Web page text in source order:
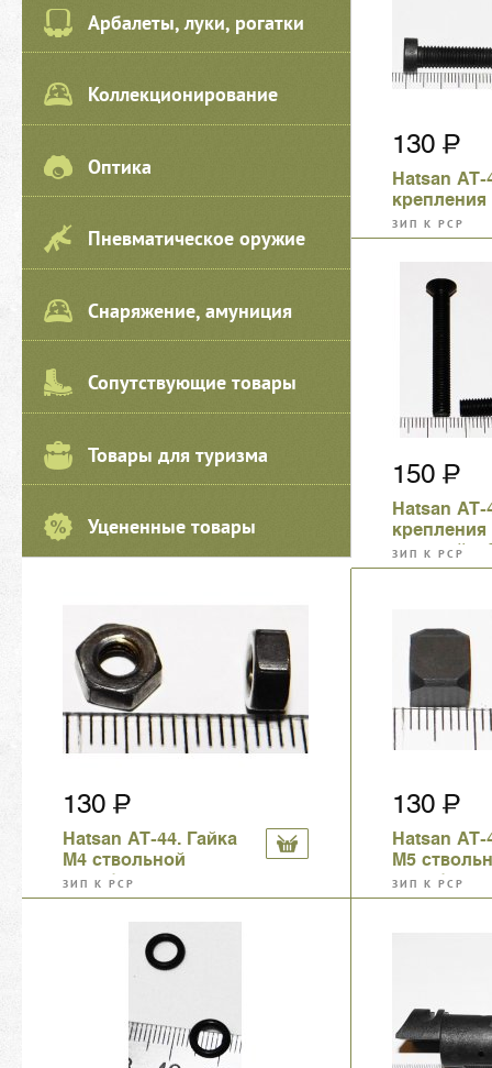
Арбалеты, луки, рогатки
Коллекционирование
Оптика
Пневматическое оружие
Снаряжение, амуниция
Сопутствующие товары
Товары для туризма
Уцененные товары
130
Hatsan AT-
ЗИП К PCP
150
Hatsan AT-
средний,
ЗИП К PCP
130
Hatsan AT-44. Гайка
М4 ствольной
коробки
ЗИП К PCP
130
Hatsan AT-
М5
коробки
ЗИП К PCP